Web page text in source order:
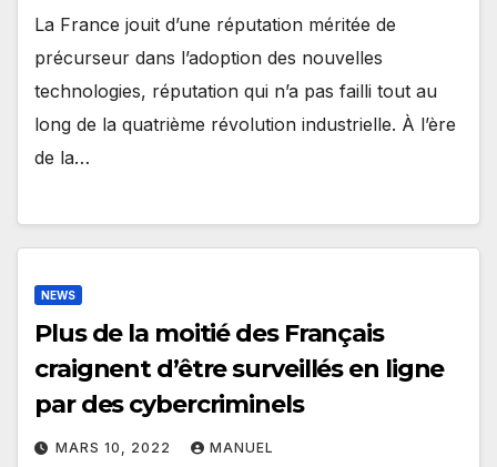
La France jouit d’une réputation méritée de
précurseur dans l’adoption des nouvelles
technologies, réputation qui n’a pas failli tout au
long de la quatrième révolution industrielle. À l’ère
de la…
NEWS
Plus de la moitié des Français
craignent d’être surveillés en ligne
par des cybercriminels
MARS 10, 2022 MANUEL